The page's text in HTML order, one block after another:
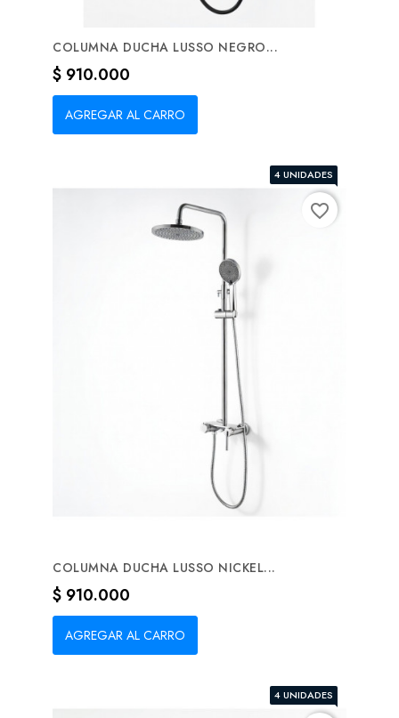
COLUMNA DUCHA LUSSO NEGRO...
Precio
$ 910.000
AGREGAR AL CARRO
4 UNIDADES
COLUMNA DUCHA LUSSO NICKEL...
Precio
$ 910.000
AGREGAR AL CARRO
favorite_border
4 UNIDADES